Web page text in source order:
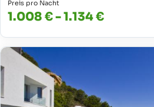
Preis pro Nacht
1.008 € - 1.134 €